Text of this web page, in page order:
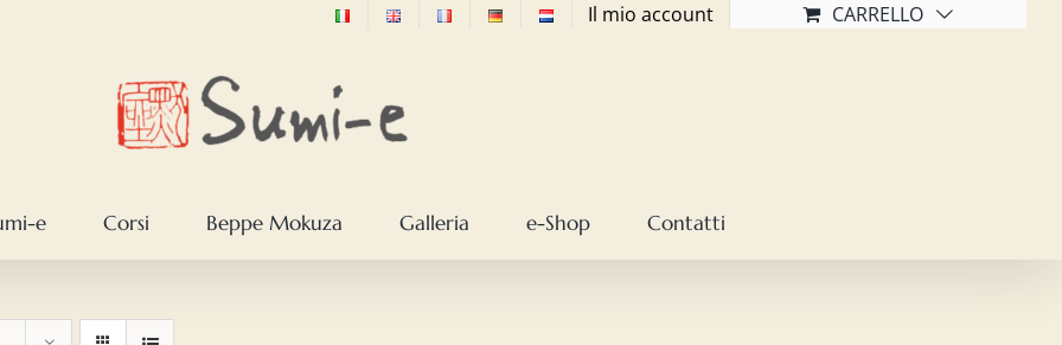
Il mio account CARRELLO
e Corsi Beppe Mokuza Galleria e-Shop Contatti